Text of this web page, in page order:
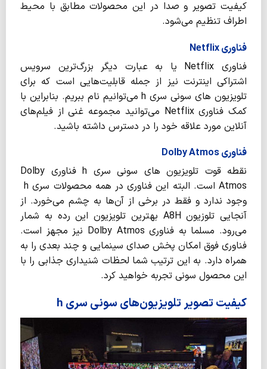
کیفیت تصویر و صدا در این محصولات مطابق با محیط
اطراف تنظیم می‌شود.
فناوری Netflix
فناوری Netflix یا به عبارت دیگر بزرگ‌ترین سرویس
اشتراکی اینترنت نیز از جمله قابلیت‌هایی است که برای
تلویزیون های سونی سری h می‌توانیم نام ببریم. بنابراین با
کمک فناوری Netflix می‌توانید مجموعه غنی از فیلم‌های
آنلاین مورد علاقه خود را در دسترس داشته باشید.
فناوری Dolby Atmos
نقطه قوت تلویزیون های سونی سری h فناوری Dolby
Atmos است. البته این فناوری در همه محصولات سری h
وجود ندارد و فقط در برخی از آن‌ها به چشم می‌خورد. از
آنجایی تلوزیون A8H بهترین تلویزیون این رده به شمار
می‌رود. مسلما به فناوری Dolby Atmos نیز مجهز است.
فناوری فوق امکان پخش صدای سینمایی و چند بعدی را به
همراه دارد. به این ترتیب شما لحظات شنیداری جذابی را با
این محصول سونی تجربه خواهید کرد.
کیفیت تصویر تلویزیون‌های سونی سری h